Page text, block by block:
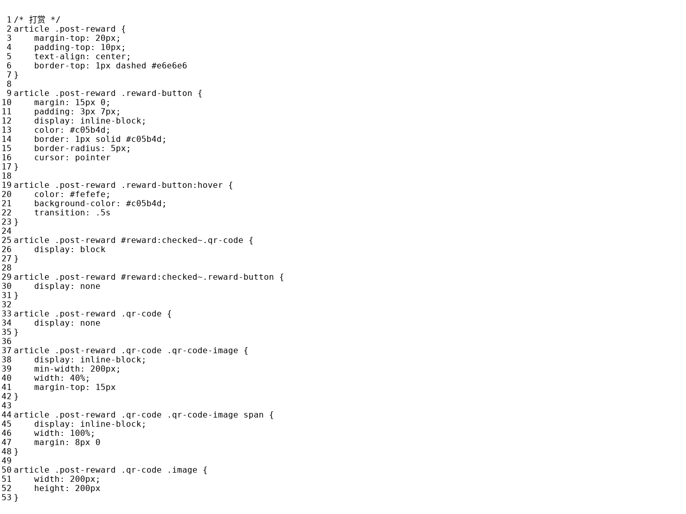
/* 打赏 */
article
. post-reward
{
margin-top : 20px ;
padding-top : 10px ;
text-align : center ;
border-top : 1 px dashed #e6e6e6
}
article
. post-reward . reward-button
{
margin : 15px 0 ;
padding : 3px 7px ;
display : inline- block ;
color : #c05b4d ;
border : 1 px solid #c05b4d ;
border-radius : 5px ;
cursor :
pointer
}
article
. post-reward . reward-button : hover
{
color : #fefefe ;
background-color : #c05b4d ;
transition : .5s
}
article
. post-reward #reward : checked~ . qr-code
{
display :
block
}
article
. post-reward #reward : checked~ . reward-button
{
display :
none
}
article
. post-reward . qr-code
{
display :
none
}
article
. post-reward . qr-code . qr-code-image
{
display : inline- block ;
min-width : 200px ;
width : 40%;
margin-top : 15px
}
article
. post-reward . qr-code . qr-code-image span
{
display : inline- block ;
width : 100%;
margin : 8px
0
}
article
. post-reward . qr-code . image
{
width : 200px ;
height : 200px
}